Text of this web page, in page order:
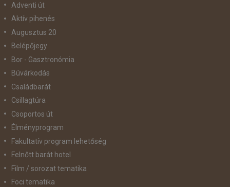
Adventi út
Aktív pihenés
Augusztus 20
Belépőjegy
Bor - Gasztronómia
Búvárkodás
Családbarát
Csillagtúra
Csoportos út
Élményprogram
Fakultatív program lehetőség
Felnőtt barát hotel
Film / sorozat tematika
Foci tematika